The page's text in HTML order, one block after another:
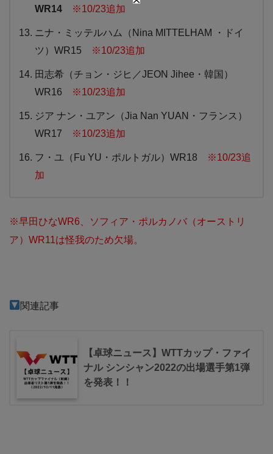
WR14 ※10/23追加
ニナ・ミッテルハム（Nina MITTELHAM ・ドイ
ツ）WR15
※10/23追加
田志希（チョン・ジヒ／JEON Jihee・韓国）
WR16
※10/23追加
ジア ナン・ユアン（Jia Nan YUAN・フランス）
WR17
※10/23追加
フ・ユ（Fu YU・ポルトガル）WR18
※10/23追
加
※早田ひなWR6、ソフィア・ポルカノバ（オーストリ
ア）WR11は怪我のため欠場。
関連記事
【卓球ニュース】WTTカップ・ファイ
ナル シンシャン2022の出場選手第1弾
を発表！！